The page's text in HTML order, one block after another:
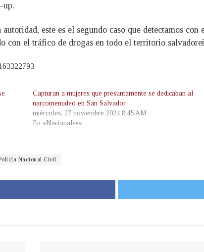
up.
este es el segundo caso que detectamos
con el tráfico de drogas en todo el territorio
Capturan a mujeres que presuntamente se dedicaban al
narcomenudeo en San Salvador
miércoles, 27 noviembre 2024 8:45 AM
En «Nacionales»
Nacional Civil